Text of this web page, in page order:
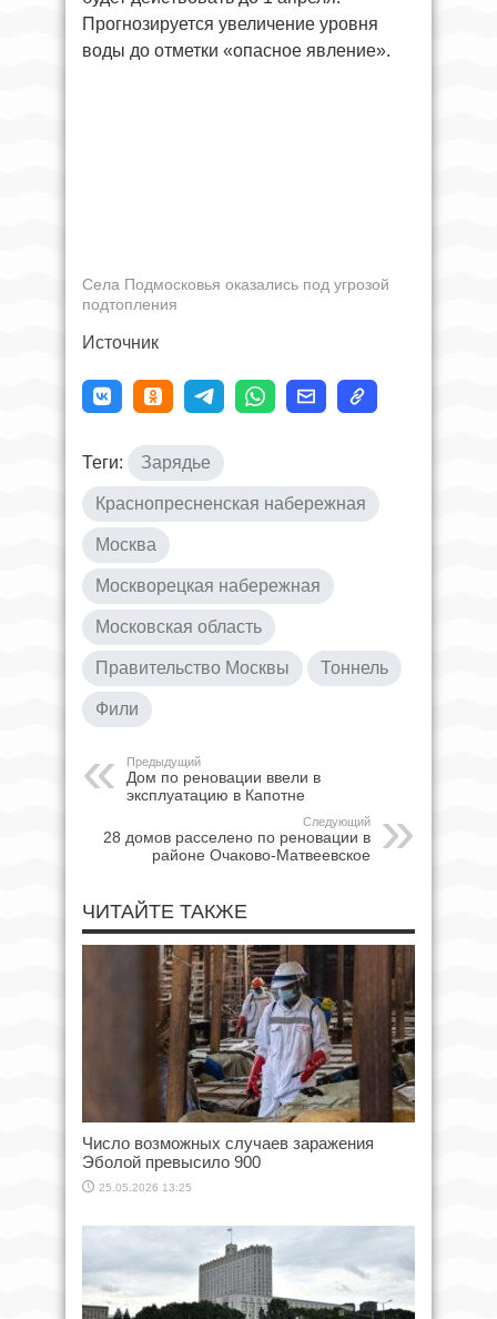
Прогнозируется увеличение уровня
воды до отметки «опасное явление».
Села Подмосковья оказались под угрозой
подтопления
Источник
Теги: Зарядье
Краснопресненская набережная
Москва
Москворецкая набережная
Московская область
Правительство Москвы Тоннель
Фили
Предыдущий
Дом по реновации ввели в
эксплуатацию в Капотне
Следующий
28 домов расселено по реновации в
районе Очаково-Матвеевское
ЧИТАЙТЕ ТАКЖЕ
Число возможных случаев заражения
Эболой превысило 900
25.05.2026 13:25